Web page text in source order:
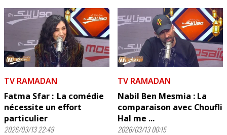
TV RAMADAN
Fatma Sfar : La comédie
nécessite un effort
particulier
2026/03/13 22:49
TV RAMADAN
Nabil Ben Mesmia : La
comparaison avec Choufli
Hal me ...
2026/03/13 00:15